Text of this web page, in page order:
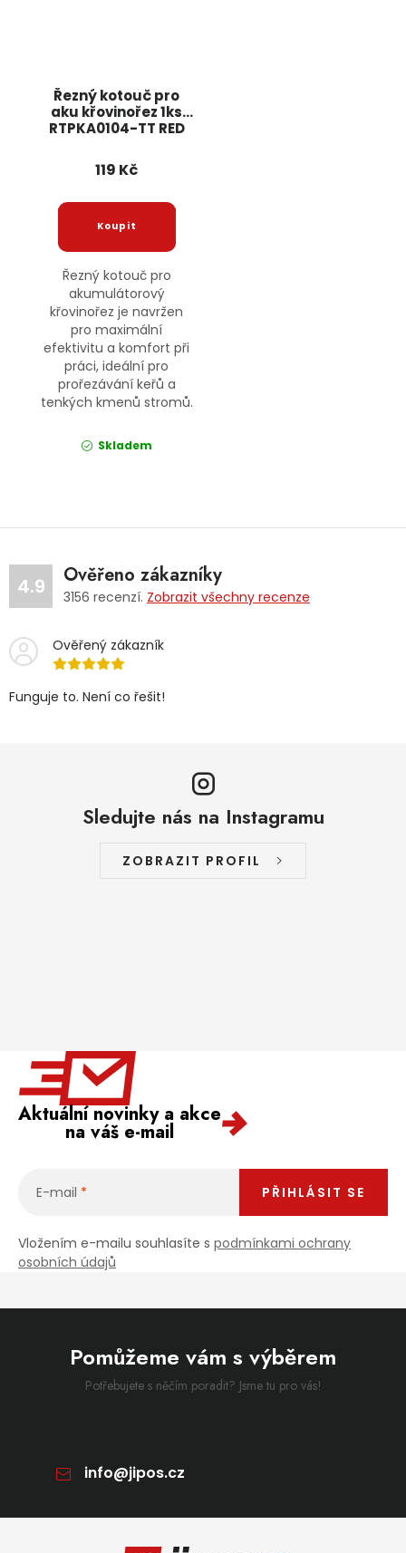
Řezný kotouč pro
aku křovinořez 1ks
RTPKA0104-TT RED
119 Kč
Řezný kotouč pro
akumulátorový
křovinořez je navržen
pro maximální
efektivitu a komfort při
práci, ideální pro
prořezávání keřů a
tenkých kmenů stromů.
Skladem
4.9 Ověřeno zákazníky
3156 recenzí. Zobrazit všechny recenze
Ověřený zákazník
Funguje to. Není co řešit!
Sledujte nás na Instagramu
ZOBRAZIT PROFIL
Aktuální novinky a akce
na váš e-mail
E-mail
Vložením e-mailu souhlasíte s podmínkami ochrany
osobních údajů
PŘIHLÁSIT SE
Pomůžeme vám s výběrem
Potřebujete s něčím poradit? Jsme tu pro vás!
info@jipos.cz
Zápatí